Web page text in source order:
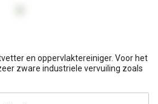
en oppervlaktereiniger. Voor het
zware industriele vervuiling zoals